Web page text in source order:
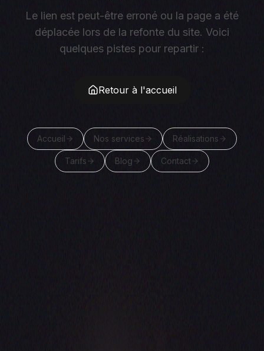
Le lien est peut-être erroné ou la page a été
déplacée lors de la refonte du site. Voici
quelques pistes pour repartir :
Retour à l'accueil
Accueil Nos services Réalisations
Tarifs Blog Contact